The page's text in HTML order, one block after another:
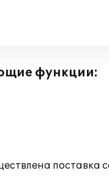
функции:
поставка